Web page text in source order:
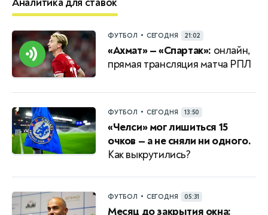
ФУТБОЛ • СЕГОДНЯ 21:02
«Ахмат» — «Спартак»: онлайн,
прямая трансляция матча РПЛ
ФУТБОЛ • СЕГОДНЯ 13:50
«Челси» мог лишиться 15
очков — а не сняли ни одного.
Как выкрутились?
ФУТБОЛ • СЕГОДНЯ 05:31
Месяц до закрытия окна: